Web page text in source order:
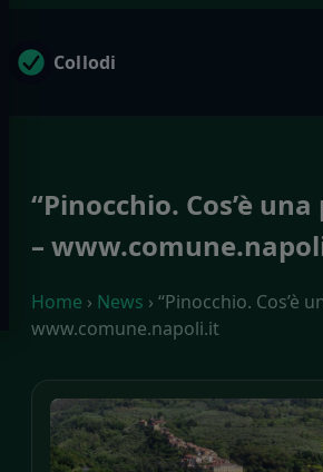
Collodi
“Pinocchio. Cos’è
–
Home › News › “Pinocchio. Cos’è
www.comune.napoli.it